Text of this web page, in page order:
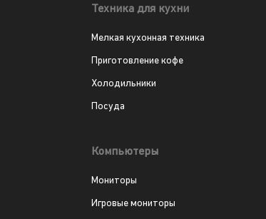
Техника для кухни
Мелкая кухонная техника
Приготовление кофе
Холодильники
Посуда
Компьютеры
Мониторы
Игровые мониторы